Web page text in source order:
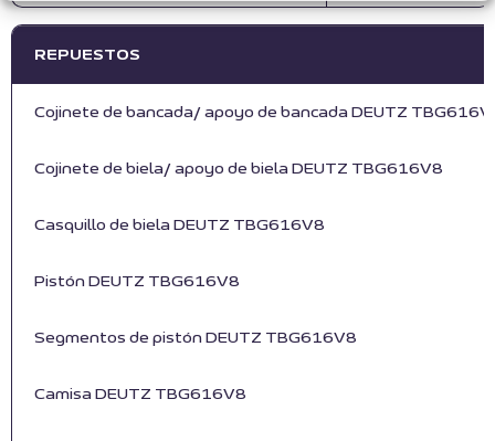
REPUESTOS
Cojinete de bancada/ apoyo de bancada DEUTZ
Cojinete de biela/ apoyo de biela DEUTZ TBG616V8
Casquillo de biela DEUTZ TBG616V8
Pistón DEUTZ TBG616V8
Segmentos de pistón DEUTZ TBG616V8
Camisa DEUTZ TBG616V8